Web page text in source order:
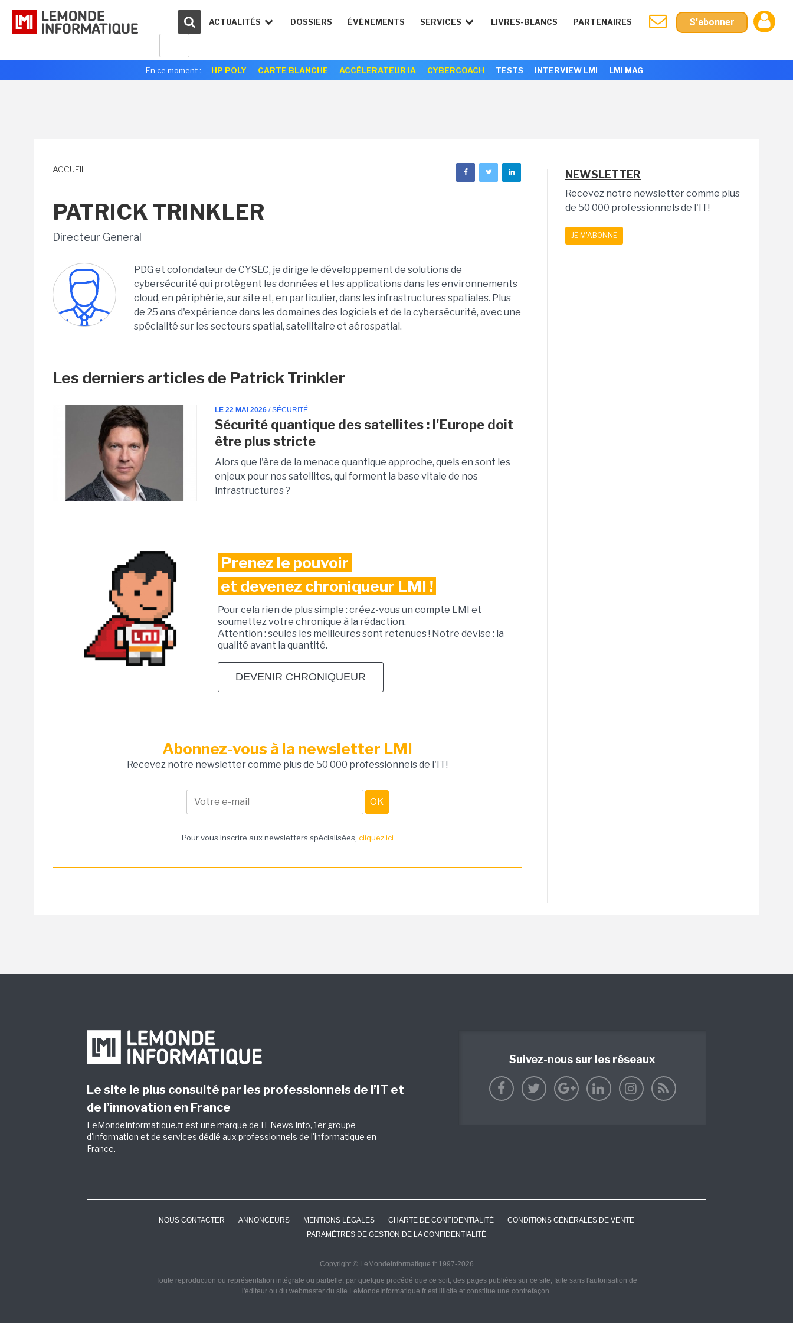
ACTUALITÉS DOSSIERS ÉVÉNEMENTS SERVICES LIVRES-BLANCS PARTENAIRES S'abonner
En ce moment : HP POLY CARTE BLANCHE ACCÉLERATEUR IA CYBERCOACH TESTS INTERVIEW LMI LMI MAG
ACCUEIL
PATRICK TRINKLER
Directeur General
PDG et cofondateur de CYSEC, je dirige le développement de solutions de
cybersécurité qui protègent les données et les applications dans les environnements
cloud, en périphérie, sur site et, en particulier, dans les infrastructures spatiales. Plus
de 25 ans d'expérience dans les domaines des logiciels et de la cybersécurité, avec une
spécialité sur les secteurs spatial, satellitaire et aérospatial.
Les derniers articles de Patrick Trinkler
LE 22 MAI 2026 / SÉCURITÉ
Sécurité quantique des satellites : l'Europe doit
être plus stricte
Alors que l'ère de la menace quantique approche, quels en sont les
enjeux pour nos satellites, qui forment la base vitale de nos
infrastructures ?
Prenez le pouvoir
et devenez chroniqueur LMI !
Pour cela rien de plus simple : créez-vous un compte LMI et
soumettez votre chronique à la rédaction.
Attention : seules les meilleures sont retenues ! Notre devise : la
qualité avant la quantité.
DEVENIR CHRONIQUEUR
Abonnez-vous à la newsletter LMI
Recevez notre newsletter comme plus de 50 000 professionnels de l'IT!
Pour vous inscrire aux newsletters spécialisées, cliquez ici
NEWSLETTER
Recevez notre newsletter comme plus
de 50 000 professionnels de l'IT!
JE M'ABONNE
Le site le plus consulté par les professionnels de l’IT et
de l’innovation en France
LeMondeInformatique.fr est une marque de IT News Info, 1er groupe
d'information et de services dédié aux professionnels de l'informatique en
France.
Suivez-nous sur les réseaux
NOUS CONTACTER ANNONCEURS MENTIONS LÉGALES CHARTE DE CONFIDENTIALITÉ
CONDITIONS GÉNÉRALES DE VENTE
PARAMÈTRES DE GESTION DE LA CONFIDENTIALITÉ
Copyright © LeMondeInformatique.fr 1997-2026
Toute reproduction ou représentation intégrale ou partielle, par quelque procédé que ce soit, des pages publiées sur ce site, faite sans l'autorisation de
l'éditeur ou du webmaster du site LeMondeInformatique.fr est illicite et constitue une contrefaçon.